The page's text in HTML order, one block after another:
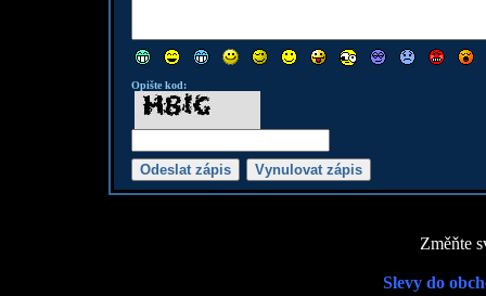
Opište kod:
Změňte
Slevy do